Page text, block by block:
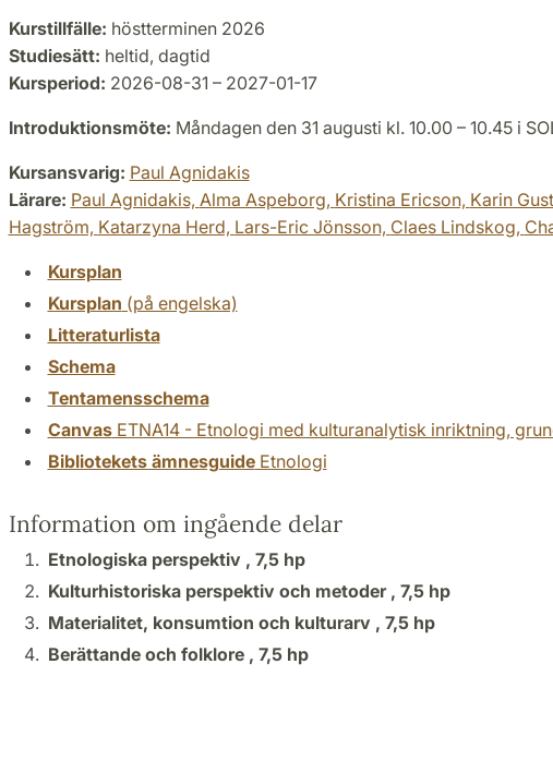
Kurstillfälle: höstterminen 2026
Studiesätt: heltid, dagtid
Kursperiod: 2026-08-31 – 2027-01-17
Introduktionsmöte: Måndagen den 31 augusti kl. 10.00 – 10.45 i
Kursansvarig: Paul Agnidakis
Lärare: Paul Agnidakis, Alma Aspeborg, Kristina Ericson, Karin
Hagström, Katarzyna Herd, Lars-Eric Jönsson, Claes Lindskog,
Kursplan
Kursplan (på engelska)
Litteraturlista
Schema
Tentamensschema
CanvasETNA14 - Etnologi med kulturanalytisk inriktning,
Bibliotekets ämnesguideEtnologi
Information om ingående delar
Etnologiska perspektiv , 7,5 hp
Kulturhistoriska perspektiv och metoder , 7,5 hp
Materialitet, konsumtion och kulturarv , 7,5 hp
Berättande och folklore , 7,5 hp